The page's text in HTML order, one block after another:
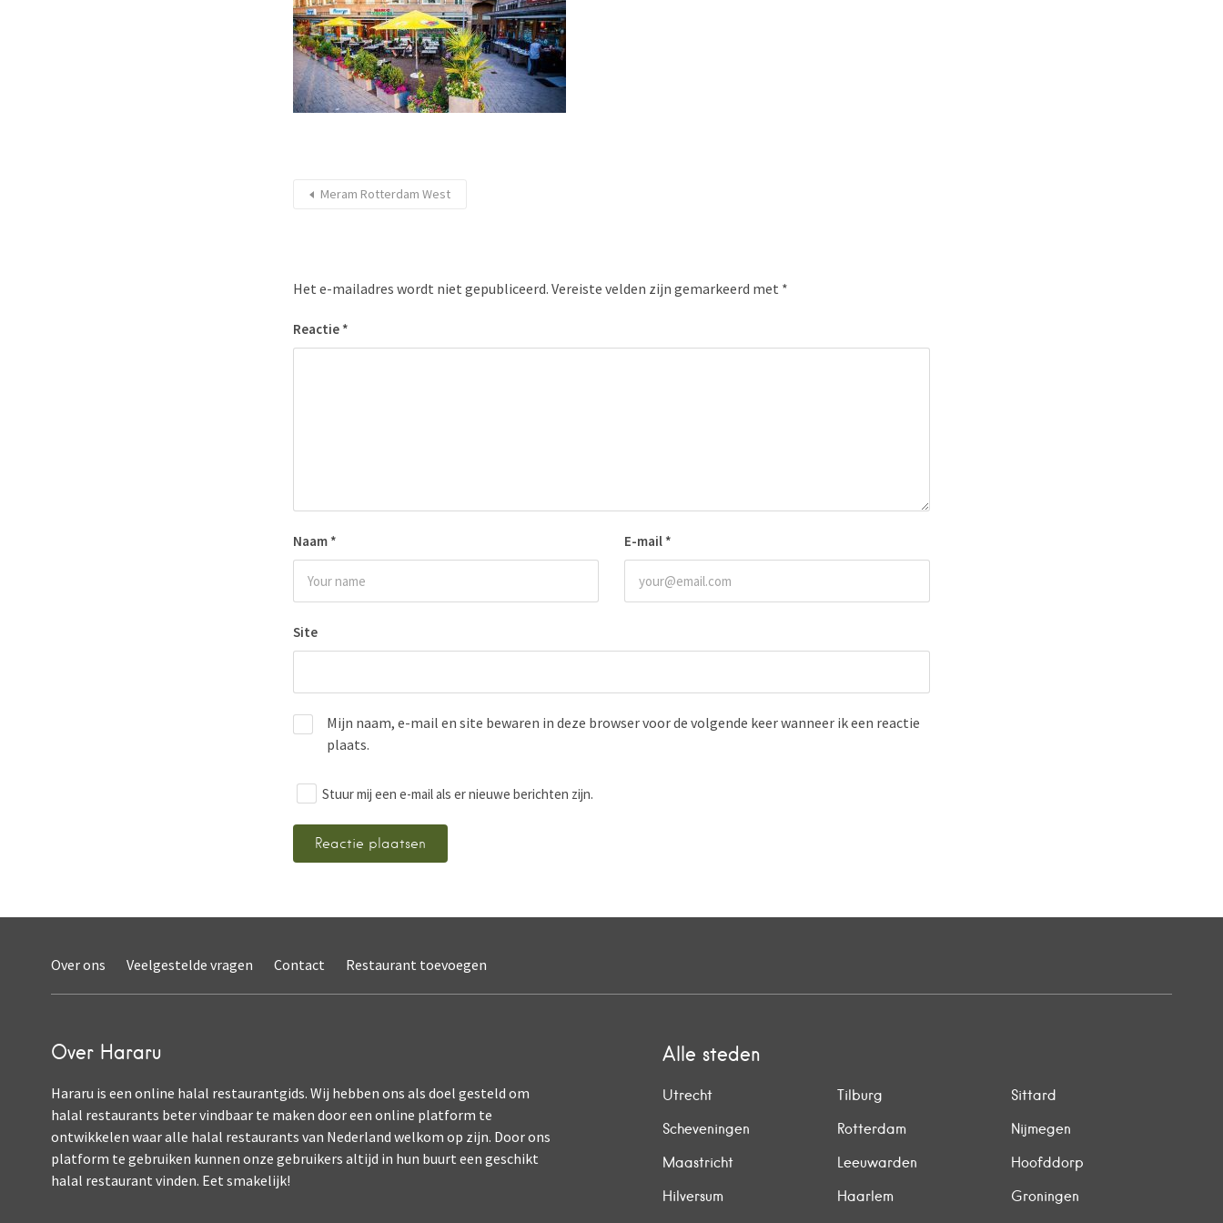
Meram Rotterdam West
Het e-mailadres wordt niet gepubliceerd. Vereiste velden zijn gemarkeerd met *
Reactie *
Naam * E-mail *
Site
Mijn naam, e-mail en site bewaren in deze browser voor de volgende keer wanneer ik een reactie
plaats.
Stuur mij een e-mail als er nieuwe berichten zijn.
Over ons Veelgestelde vragen Contact Restaurant toevoegen
Over Hararu
Hararu is een online halal restaurantgids. Wij hebben ons als doel gesteld om
halal restaurants beter vindbaar te maken door een online platform te
ontwikkelen waar alle halal restaurants van Nederland welkom op zijn. Door ons
platform te gebruiken kunnen onze gebruikers altijd in hun buurt een geschikt
halal restaurant vinden. Eet smakelijk!
Alle steden
Utrecht Tilburg
Sittard
Scheveningen
Rotterdam
Nijmegen
Maastricht
Leeuwarden
Hoofddorp
Hilversum
Haarlem
Groningen